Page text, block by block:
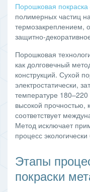
Порошковая покраска
полимерных частиц
термозакреплением,
Порошковая
как долговечный
конструкций. Сухой
электростатически,
температуре 180–220
высокой прочностью,
соответствует
Метод исключает
процесс
Этапы
покраски